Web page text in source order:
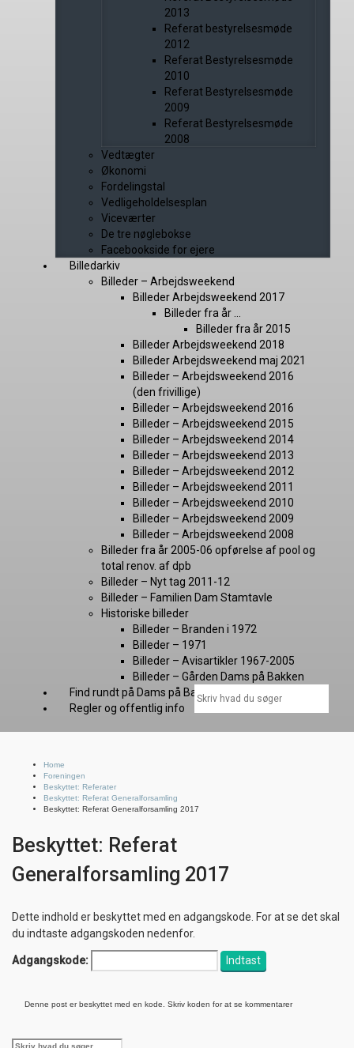
2013
Referat bestyrelsesmøde
2012
Referat Bestyrelsesmøde
2010
Referat Bestyrelsesmøde
2009
Referat Bestyrelsesmøde
2008
Vedtægter
Økonomi
Fordelingstal
Vedligeholdelsesplan
Viceværter
De tre nøglebokse
Facebookside for ejere
Billedarkiv
Billeder – Arbejdsweekend
Billeder Arbejdsweekend 2017
Billeder fra år …
Billeder fra år 2015
Billeder Arbejdsweekend 2018
Billeder Arbejdsweekend maj 2021
Billeder – Arbejdsweekend 2016
(den frivillige)
Billeder – Arbejdsweekend 2016
Billeder – Arbejdsweekend 2015
Billeder – Arbejdsweekend 2014
Billeder – Arbejdsweekend 2013
Billeder – Arbejdsweekend 2012
Billeder – Arbejdsweekend 2011
Billeder – Arbejdsweekend 2010
Billeder – Arbejdsweekend 2009
Billeder – Arbejdsweekend 2008
Billeder fra år 2005-06 opførelse af pool og
total renov. af dpb
Billeder – Nyt tag 2011-12
Billeder – Familien Dam Stamtavle
Historiske billeder
Billeder – Branden i 1972
Billeder – 1971
Billeder – Avisartikler 1967-2005
Billeder – Gården Dams på Bakken
Find rundt på Dams på Bakken
Regler og offentlig info
Home
Foreningen
Beskyttet: Referater
Beskyttet: Referat Generalforsamling
Beskyttet: Referat Generalforsamling 2017
Beskyttet: Referat
Generalforsamling 2017
Dette indhold er beskyttet med en adgangskode. For at se det skal
du indtaste adgangskoden nedenfor.
Adgangskode:
Denne post er beskyttet med en kode. Skriv koden for at se kommentarer